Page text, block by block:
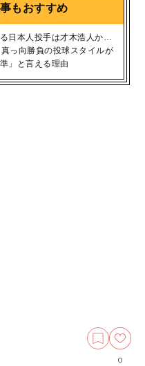
もおすすめ
日本人投手は才木浩人か…
っ向勝負の投球スタイルが
」と言える理由
0